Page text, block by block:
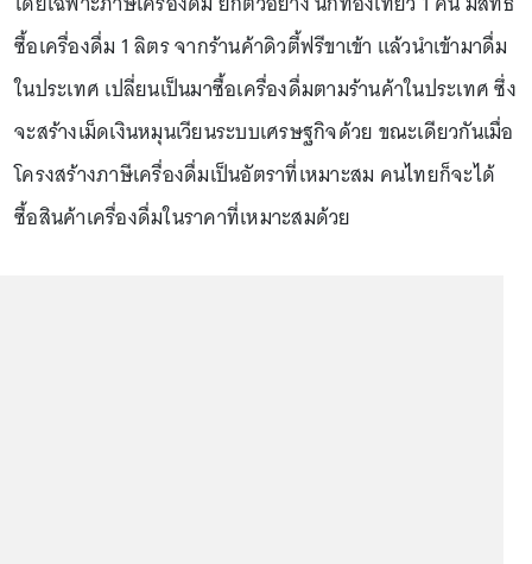
ซื้อเครื่องดื่ม 1 ลิตร จากร้านค้าดิวตี้ฟรีขาเข้า แล้วนำเข้ามาดื่ม
ในประเทศ เปลี่ยนเป็นมาซื้อเครื่องดื่มตามร้านค้าในประเทศ ซึ่ง
จะสร้างเม็ดเงินหมุนเวียนระบบเศรษฐกิจด้วย ขณะเดียวกันเมื่อ
โครงสร้างภาษีเครื่องดื่มเป็นอัตราที่เหมาะสม คนไทยก็จะได้
ซื้อสินค้าเครื่องดื่มในราคาที่เหมาะสมด้วย